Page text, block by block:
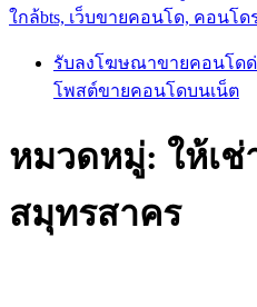
ใกล้bts, เว็บขายคอนโด, คอนโ
รับลงโฆษณาขายคอนโดด่
โพสต์ขายคอนโดบนเน็ต
หมวดหมู่: ให้เช่
สมุทรสาคร